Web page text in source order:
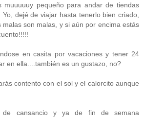
muuuuuy pequeño para andar de tiendas
dejé de viajar hasta tenerlo bien criado,
malas son malas, y si aún por encima estás
en casita por vacaciones y tener 24
en ella....también es un gustazo, no?
contento con el sol y el calorcito aunque
de cansancio y ya de fin de semana